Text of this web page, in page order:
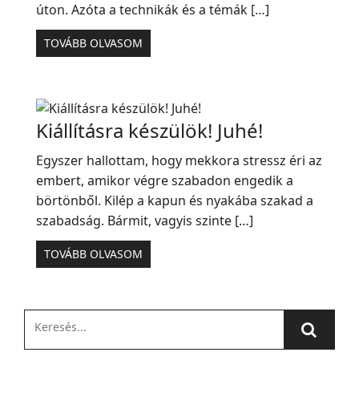
úton. Azóta a technikák és a témák […]
TOVÁBB OLVASOM
Kiállításra készülök! Juhé!
Egyszer hallottam, hogy mekkora stressz éri az
embert, amikor végre szabadon engedik a
börtönből. Kilép a kapun és nyakába szakad a
szabadság. Bármit, vagyis szinte […]
TOVÁBB OLVASOM